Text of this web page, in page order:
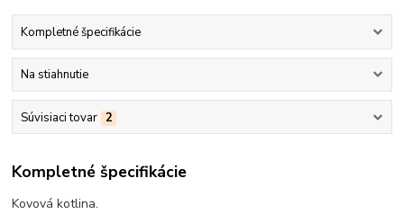
Kompletné špecifikácie
Na stiahnutie
Súvisiaci tovar 2
Kompletné špecifikácie
Kovová kotlina.